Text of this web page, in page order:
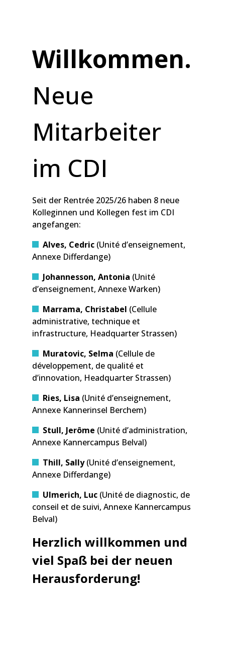
Willkommen.
Neue
Mitarbeiter
im CDI
Seit der Rentrée 2025/26 haben 8 neue
Kolleginnen und Kollegen fest im CDI
angefangen:
Alves, Cedric (Unité d’enseignement,
Annexe Differdange)
Johannesson, Antonia (Unité
d’enseignement, Annexe Warken)
Marrama, Christabel (Cellule
administrative, technique et
infrastructure, Headquarter Strassen)
Muratovic, Selma (Cellule de
développement, de qualité et
d’innovation, Headquarter Strassen)
Ries, Lisa (Unité d’enseignement,
Annexe Kannerinsel Berchem)
Stull, Jerôme (Unité d’administration,
Annexe Kannercampus Belval)
Thill, Sally(Unité d’enseignement,
Annexe Differdange)
Ulmerich, Luc (Unité de diagnostic, de
conseil et de suivi, Annexe Kannercampus
Belval)
Herzlich willkommen und
viel Spaß bei der neuen
Herausforderung!